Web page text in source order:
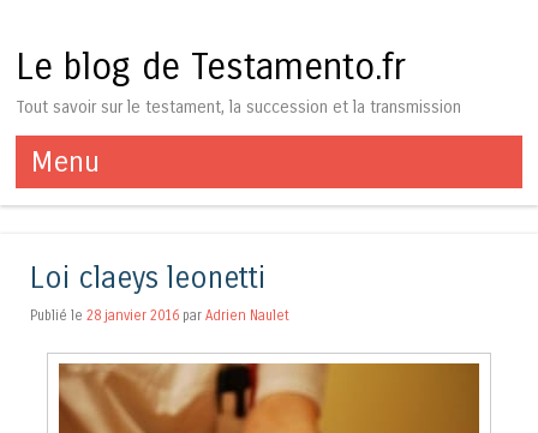
Le blog de Testamento.fr
Tout savoir sur le testament, la succession et la transmission
Menu
Aller au contenu
Loi claeys leonetti
Publié le 28 janvier 2016 par Adrien Naulet